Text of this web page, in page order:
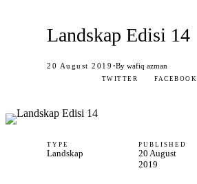
Landskap Edisi 14
20 August 2019 ·By wafiq azman
TWITTER FACEBOOK
TYPE
Landskap
PUBLISHED
20 August
2019